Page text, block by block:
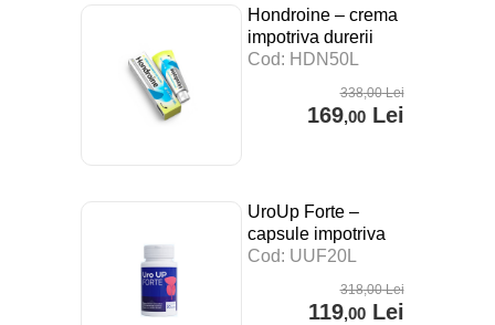
Hondroine – crema
impotriva durerii
articulare – 50 ml
Cod: HDN50L
338,00Lei
169,00Lei
UroUp Forte –
capsule impotriva
prostatitei – 20 cps
Cod: UUF20L
318,00Lei
119,00Lei